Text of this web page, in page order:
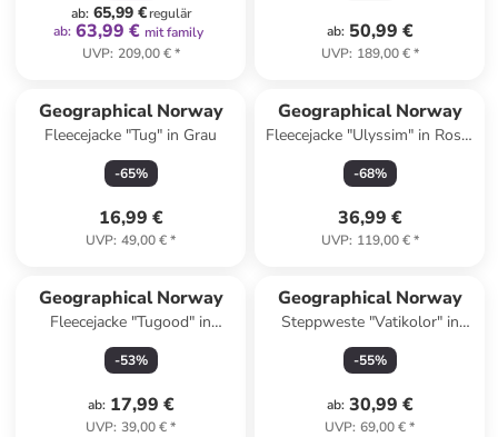
ab: 65,99 €regulär
ab: 63,99 € mit family
UVP: 209,00 €*
ab: 50,99 €
UVP: 189,00 €*
Geographical Norway
Fleecejacke "Tug" in Grau
-65%
16,99 €
UVP: 49,00 €*
Geographical Norway
Fleecejacke "Ulyssim" in Rosa/
Weiß
-68%
36,99 €
UVP: 119,00 €*
Geographical Norway
Fleecejacke "Tugood" in
Schwarz
-53%
ab: 17,99 €
UVP: 39,00 €*
Geographical Norway
Steppweste "Vatikolor" in
Hellgrau
-55%
ab: 30,99 €
UVP: 69,00 €*